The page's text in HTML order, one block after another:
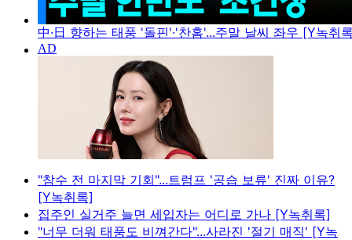
中·日 향하는 태풍 '돌핀'·'찬홈'...주말 날씨 좌우 [Y녹취
"참수 전 마지막 기회"...트럼프 '공습 보류' 진짜 이유?
[Y녹취록]
집주인 실거주 늘면 세입자는 어디로 가나 [Y녹취록]
"너무 더워 태풍도 비껴간다"...사라진 '절기 매직' [Y녹